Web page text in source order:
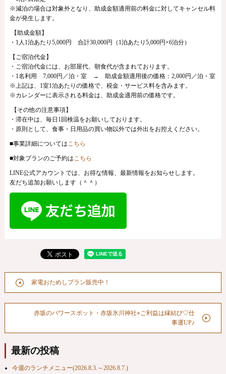
※減泊の場合は対象外となり、助成金額適用前の料金に対してキャンセル料
金が発生します。
【助成金額】
・ 1 人 1泊あたり 5,000円 合計30,000円（ 1泊あたり 5,000円×6泊分）
【ご宿泊代金】
・ご宿泊代金には、お部屋代、朝食代が含まれております。
・1名利用 7,000円／泊・室 → 助成金額適用後の価格：2,000円／泊・室
※上記は、1室1泊あたりの価格で、税金・サービス料を含みます。
※カレンダーに表示される料金は、助成金適用前の価格です。
【その他の注意事項】
・滞在中は、毎日 1 回検温をお願いしております。
・原則として、食事・日用品の買い物以外では外出をお控えください。
■事業詳細については こちら
■対象プランのご予約は こちら
LINE公式アカウントでは、お得な情報、最新情報をお知らせします。
友だち追加お願いします（＾＾）
家電おためしプラン販売中！
赤坂のパワースポット・赤坂氷川神社⭐︎ご利益は縁結び♡仕
事運UP♪
最新の投稿
今週のランチメニュー(2026.8.3.～2026.8.7.)